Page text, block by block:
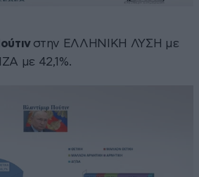
στην ΕΛΛΗΝΙΚΗ ΛΥΣΗ με
με 42,1%.